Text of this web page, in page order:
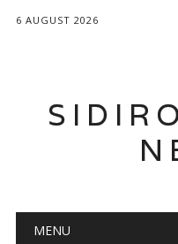
6 AUGUST 2026
Main menu
MENU